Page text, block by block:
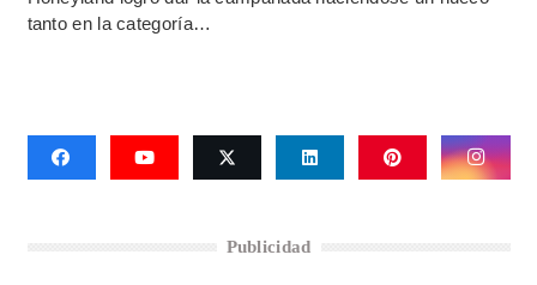
tanto en la categoría…
Publicidad